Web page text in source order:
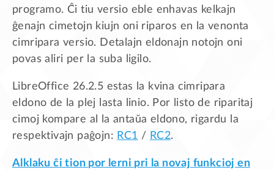
programo. Ĉi tiu versio eble enhavas kelkajn
ĝenajn cimetojn kiujn oni riparos en la venonta
cimripara versio. Detalajn eldonajn notojn oni
povas aliri per la suba ligilo.
LibreOffice 26.2.5 estas la kvina cimripara
eldono de la plej lasta linio. Por listo de riparitaj
cimoj kompare al la antaŭa eldono, rigardu la
respektivajn paĝojn: RC1 / RC2.
Alklaku ĉi tion por lerni pri la novaj funkcioj en